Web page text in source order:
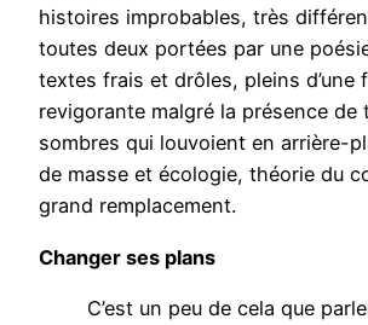
histoires improbables, très
toutes deux portées par une
textes frais et drôles, pleins d’une
revigorante malgré la présence de
sombres qui louvoient en arrière-
de masse et écologie, théorie du
grand remplacement.
Changer ses plans
C’est un peu de cela que